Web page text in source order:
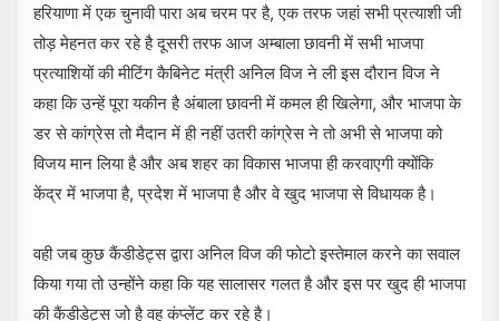
हरियाणा में एक चुनावी पारा अब चरम पर है, एक तरफ जहां सभी प्रत्याशी जी
तोड़ मेहनत कर रहे है दूसरी तरफ आज अम्बाला छावनी में सभी भाजपा
प्रत्याशियों की मीटिंग कैबिनेट मंत्री अनिल विज ने ली इस दौरान विज ने
कहा कि उन्हें पूरा यकीन है अंबाला छावनी में कमल ही खिलेगा, और भाजपा के
डर से कांग्रेस तो मैदान में ही नहीं उतरी कांग्रेस ने तो अभी से भाजपा को
विजय मान लिया है और अब शहर का विकास भाजपा ही करवाएगी क्योंकि
केंद्र में भाजपा है, प्रदेश में भाजपा है और वे खुद भाजपा से विधायक है।
वही जब कुछ कैंडीडेट्स द्वारा अनिल विज की फोटो इस्तेमाल करने का सवाल
किया गया तो उन्होंने कहा कि यह सालासर गलत है और इस पर खुद ही भाजपा
की कैंडीडेट्स जो है वह कंप्लेंट कर रहे है।